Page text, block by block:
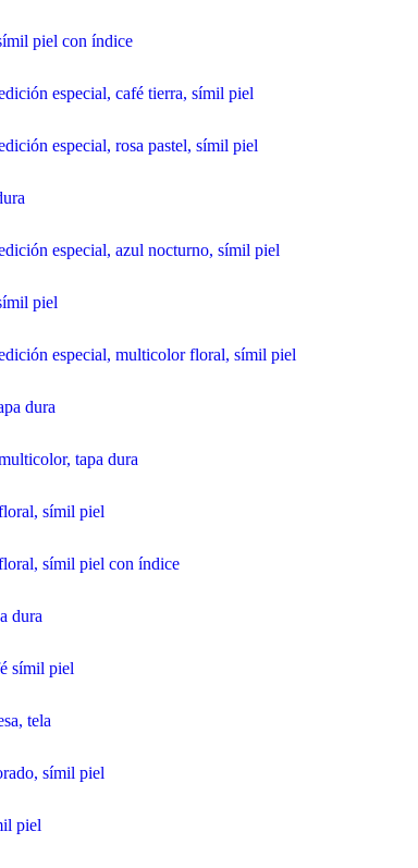
piel con índice
especial, café tierra, símil piel
especial, rosa pastel, símil piel
especial, azul nocturno, símil piel
piel
especial, multicolor floral, símil piel
dura
tapa dura
símil piel
símil piel con índice
dura
símil piel
tela
símil piel
piel